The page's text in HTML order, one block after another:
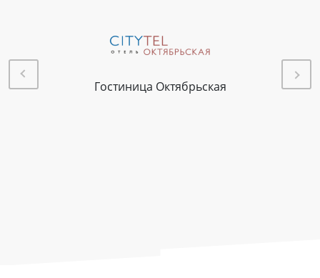
Гостиница Октябрьская